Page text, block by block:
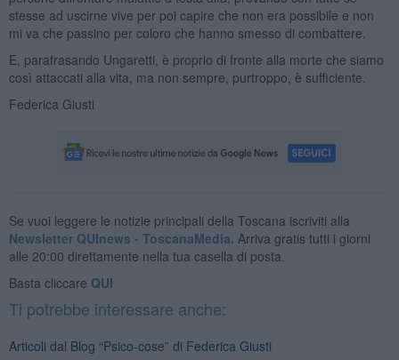
stesse ad uscirne vive per poi capire che non era possibile e non
mi va che passino per coloro che hanno smesso di combattere.
E, parafrasando Ungaretti, è proprio di fronte alla morte che siamo
così attaccati alla vita, ma non sempre, purtroppo, è sufficiente.
Federica Giusti
Se vuoi leggere le notizie principali della Toscana iscriviti alla
Newsletter QUInews - ToscanaMedia. Arriva gratis tutti i giorni
alle 20:00 direttamente nella tua casella di posta.
Basta cliccare QUI
Ti potrebbe interessare anche:
Articoli dal Blog “Psico-cose” di Federica Giusti